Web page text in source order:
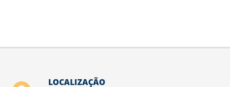
LOCALIZAÇÃO